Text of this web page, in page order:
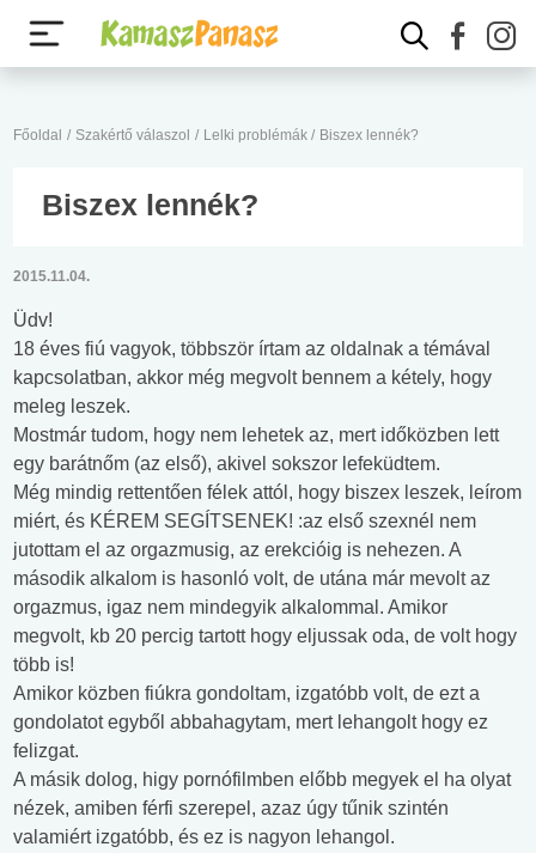
Főoldal / Szakértő válaszol / Lelki problémák / Biszex lennék?
Biszex lennék?
2015.11.04.
Üdv!
18 éves fiú vagyok, többször írtam az oldalnak a témával
kapcsolatban, akkor még megvolt bennem a kétely, hogy
meleg leszek.
Mostmár tudom, hogy nem lehetek az, mert időközben lett
egy barátnőm (az első), akivel sokszor lefeküdtem.
Még mindig rettentően félek attól, hogy biszex leszek, leírom
miért, és KÉREM SEGÍTSENEK! :az első szexnél nem
jutottam el az orgazmusig, az erekcióig is nehezen. A
második alkalom is hasonló volt, de utána már mevolt az
orgazmus, igaz nem mindegyik alkalommal. Amikor
megvolt, kb 20 percig tartott hogy eljussak oda, de volt hogy
több is!
Amikor közben fiúkra gondoltam, izgatóbb volt, de ezt a
gondolatot egyből abbahagytam, mert lehangolt hogy ez
felizgat.
A másik dolog, higy pornófilmben előbb megyek el ha olyat
nézek, amiben férfi szerepel, azaz úgy tűnik szintén
valamiért izgatóbb, és ez is nagyon lehangol.